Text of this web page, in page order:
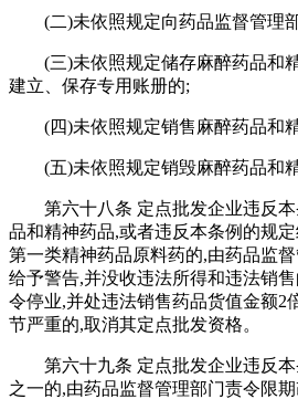
(二)未依照规定向药品监督管理
(三)未依照规定储存麻醉药品和
建立、保存专用账册的;
(四)未依照规定销售麻醉药品和
(五)未依照规定销毁麻醉药品和
第六十八条 定点批发企业违反
品和精神药品,或者违反本条例的规
第一类精神药品原料药的,由药品监
给予警告,并没收违法所得和违法销
令停业,并处违法销售药品货值金额2
节严重的,取消其定点批发资格。
第六十九条 定点批发企业违反
之一的,由药品监督管理部门责令限